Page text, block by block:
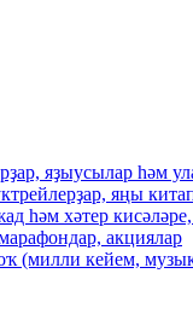
яҙыусылар һәм
яңы
һәм хәтер
акциялар
(милли кейем,